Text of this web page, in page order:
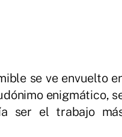
se ve envuelto
enigmático,
ser el trabajo